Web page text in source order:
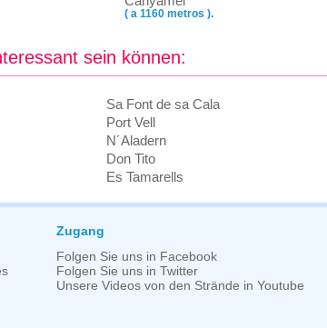
( a 1160 metros ).
sein können:
Sa Font de sa Cala
Port Vell
N´Aladern
Don Tito
Es Tamarells
Zugang
Folgen Sie uns in Facebook
Folgen Sie uns in Twitter
Unsere Videos von den Strände in Youtube